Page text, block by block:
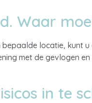
Waar
locatie, kunt
met de gevlogen
in te